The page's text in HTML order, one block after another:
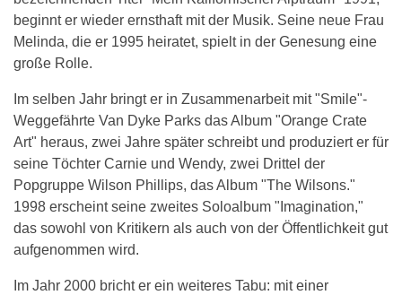
beginnt er wieder ernsthaft mit der Musik. Seine neue Frau
Melinda, die er 1995 heiratet, spielt in der Genesung eine
große Rolle.
Im selben Jahr bringt er in Zusammenarbeit mit "Smile"-
Weggefährte Van Dyke Parks das Album "Orange Crate
Art" heraus, zwei Jahre später schreibt und produziert er für
seine Töchter Carnie und Wendy, zwei Drittel der
Popgruppe Wilson Phillips, das Album "The Wilsons."
1998 erscheint seine zweites Soloalbum "Imagination,"
das sowohl von Kritikern als auch von der Öffentlichkeit gut
aufgenommen wird.
Im Jahr 2000 bricht er ein weiteres Tabu: mit einer